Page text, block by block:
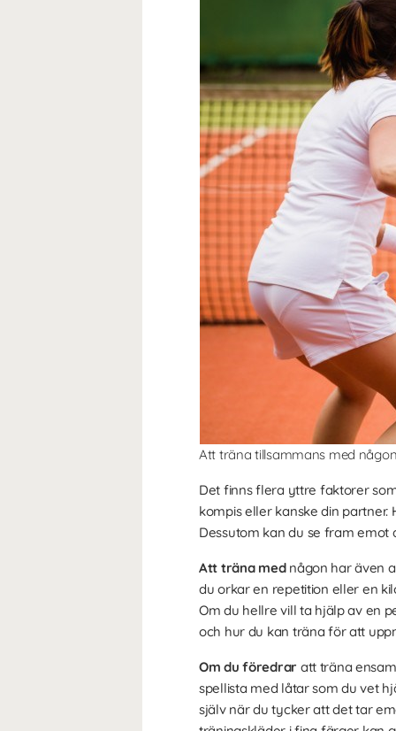
Att träna tillsammans med
Det finns flera yttre faktorer
kompis eller kanske din
Dessutom kan du se fram
Att träna mednågon har även
du orkar en repetition eller en
Om du hellre vill ta hjälp av en
och hur du kan träna för att
Om du föredrar att träna
spellista med låtar som du vet
själv när du tycker att det tar